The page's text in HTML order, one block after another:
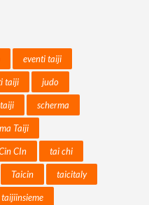
eventi taiji
taiji judo
scherma
Taiji
CIn tai chi
Taicin taicitaly
taijiinsieme